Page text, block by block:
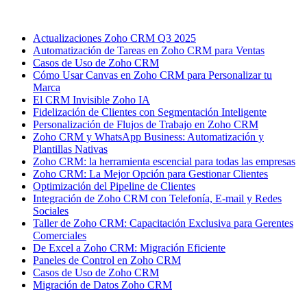
Actualizaciones Zoho CRM Q3 2025
Automatización de Tareas en Zoho CRM para Ventas
Casos de Uso de Zoho CRM
Cómo Usar Canvas en Zoho CRM para Personalizar tu
Marca
El CRM Invisible Zoho IA
Fidelización de Clientes con Segmentación Inteligente
Personalización de Flujos de Trabajo en Zoho CRM
Zoho CRM y WhatsApp Business: Automatización y
Plantillas Nativas
Zoho CRM: la herramienta escencial para todas las empresas
Zoho CRM: La Mejor Opción para Gestionar Clientes
Optimización del Pipeline de Clientes
Integración de Zoho CRM con Telefonía, E-mail y Redes
Sociales
Taller de Zoho CRM: Capacitación Exclusiva para Gerentes
Comerciales
De Excel a Zoho CRM: Migración Eficiente
Paneles de Control en Zoho CRM
Casos de Uso de Zoho CRM
Migración de Datos Zoho CRM